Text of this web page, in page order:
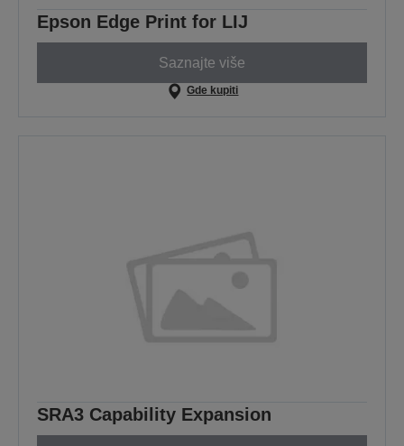
Epson Edge Print for LIJ
Saznajte više
Gde kupiti
SRA3 Capability Expansion